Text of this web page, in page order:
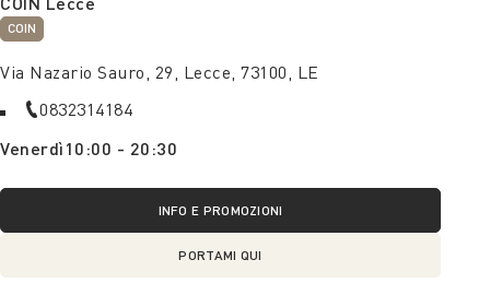
COIN
Via Nazario Sauro, 29, Lecce, 73100, LE
0832314184
Venerdì 10:00 - 20:30
INFO E PROMOZIONI
PORTAMI QUI